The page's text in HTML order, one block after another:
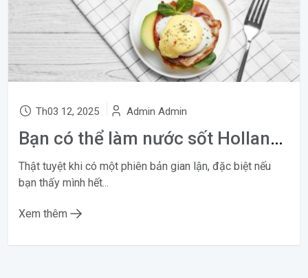
Th03 12, 2025 Admin Admin
Bạn có thể làm nước sốt Hollandaise của Cheater này trong lò vi sóng
Thật tuyệt khi có một phiên bản gian lận, đặc biệt nếu
bạn thấy mình hết...
Xem thêm